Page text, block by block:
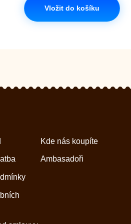
Vložit do košíku
Kde nás koupíte
Ambasadoři